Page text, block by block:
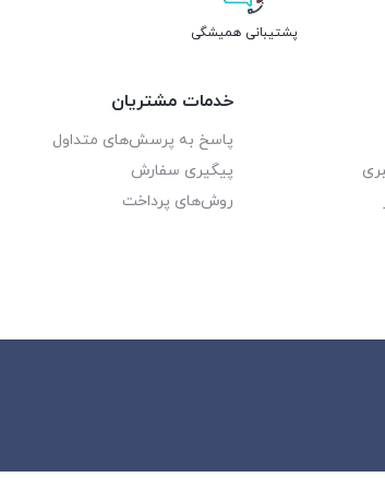
پشتیبانی همیشگی
خدمات مشتریان
پاسخ به پرسش‌های متداول
پیگیری سفارش
روش‌های پرداخت